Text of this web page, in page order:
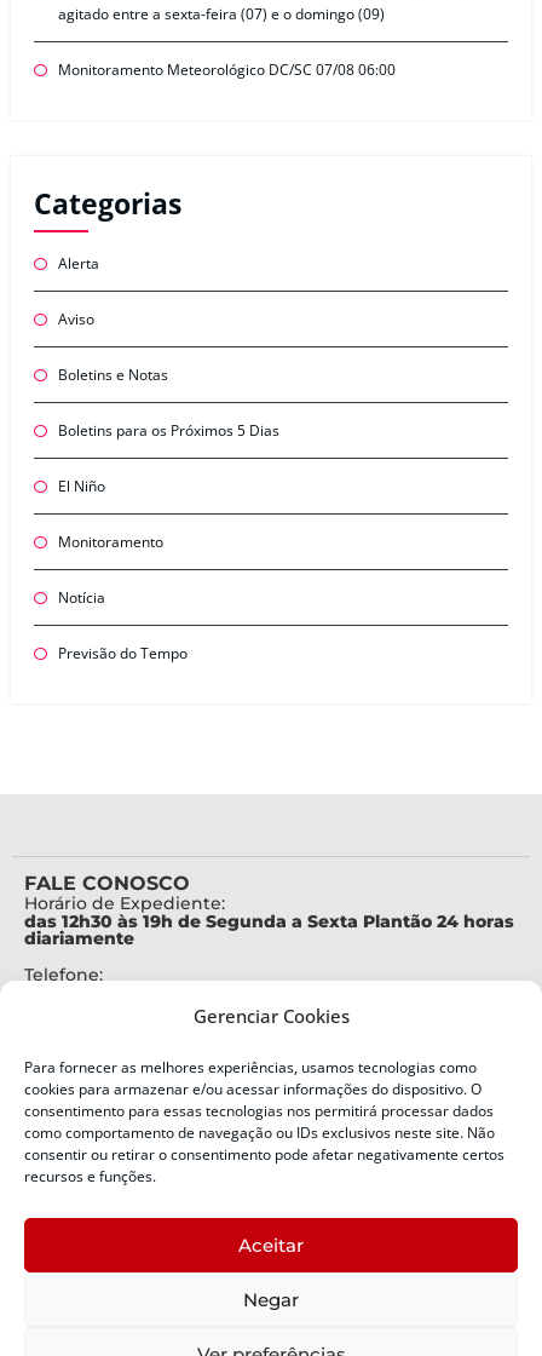
Gerenciar Cookies
Para fornecer as melhores experiências, usamos tecnologias como
cookies para armazenar e/ou acessar informações do dispositivo. O
consentimento para essas tecnologias nos permitirá processar dados
como comportamento de navegação ou IDs exclusivos neste site. Não
consentir ou retirar o consentimento pode afetar negativamente certos
recursos e funções.
Aceitar
Negar
agitado entre a sexta-feira (07) e o domingo (09)
Monitoramento Meteorológico DC/SC 07/08 06:00
Categorias
Alerta
Aviso
Boletins e Notas
Boletins para os Próximos 5 Dias
El Niño
Monitoramento
Notícia
Previsão do Tempo
FALE CONOSCO
Horário de Expediente:
das 12h30 às 19h de Segunda a Sexta Plantão 24 horas
diariamente
Telefone:
Alertas Defesa Civil:
SMS 40199
ENDEREÇO
Defesa Civil do Estado de Santa Catarina
Capoeiras, Florianópolis, SC
Política de Privacidade